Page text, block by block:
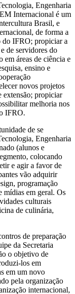
Engenharia
Internacional é um
Brasil, e
de forma a
do IFRO; propiciar a
de servidores do
em áreas de ciência e
ensino e
novos projetos
extensão; propiciar
melhoria nos
IFRO.
de se
Engenharia
(alunos e
colocando
e agir a favor de
vão adquirir
programação
mídias em geral. Os
culturais
de culinária,
de preparação
da Secretaria
o objetivo de
los em
em um novo
pela organização
internacional,